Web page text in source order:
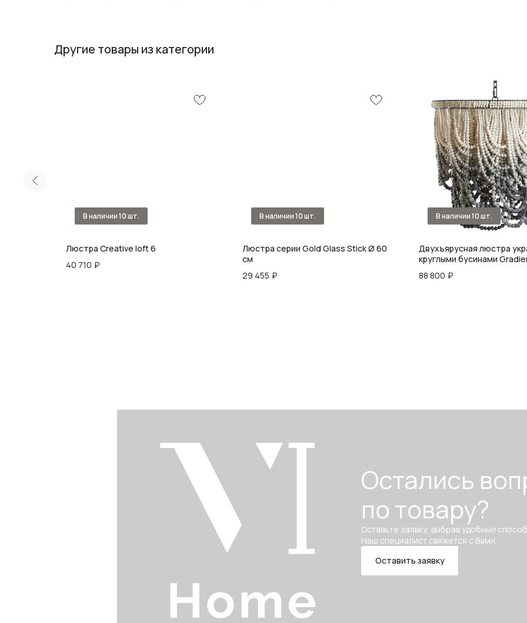
Другие товары из категории
Люстра Creative loft 6
40 710 ₽
Люстра серии Gold Glass Stick Ø 60
см
29 455 ₽
Двухъярусная люстра
круглыми бусинами
88 800 ₽
Остались
по товару?
Оставьте заявку, выбрав удобный
Наш специалист свяжется с Вами.
Оставить заявку